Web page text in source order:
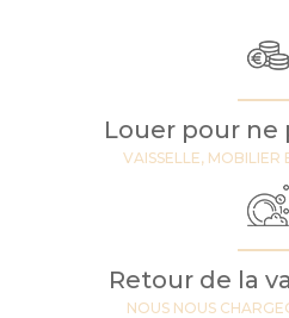
Louer pour ne
VAISSELLE,
Retour de la
NOUS NOUS